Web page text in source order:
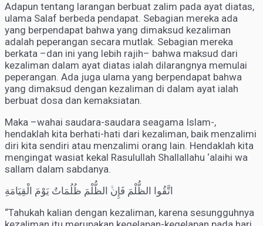
Adapun tentang larangan berbuat zalim pada ayat diatas,
ulama Salaf berbeda pendapat. Sebagian mereka ada
yang berpendapat bahwa yang dimaksud kezaliman
adalah peperangan secara mutlak. Sebagian mereka
berkata –dan ini yang lebih rajih– bahwa maksud dari
kezaliman dalam ayat diatas ialah dilarangnya memulai
peperangan. Ada juga ulama yang berpendapat bahwa
yang dimaksud dengan kezaliman di dalam ayat ialah
berbuat dosa dan kemaksiatan.
Maka –wahai saudara-saudara seagama Islam-,
hendaklah kita berhati-hati dari kezaliman, baik menzalimi
diri kita sendiri atau menzalimi orang lain. Hendaklah kita
mengingat wasiat kekal Rasulullah Shallallahu ‘alaihi wa
sallam dalam sabdanya.
اتَّقُوا الظُّلْمَ فَإِنﱠ الظُّلْمَ ظُلُمَاتٌ يَوْمَ الْقِيَامَةِ
“Tahukah kalian dengan kezaliman, karena sesungguhnya